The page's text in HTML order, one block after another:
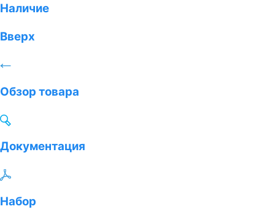
Наличие
Вверх
Обзор товара
Документация
Набор